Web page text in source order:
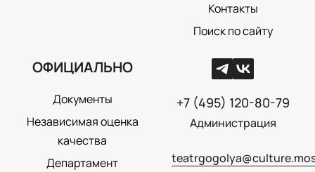
Контакты
Поиск по сайту
ОФИЦИАЛЬНО
Документы
Независимая оценка
качества
Департамент
+7 (495) 120-80-79
Администрация